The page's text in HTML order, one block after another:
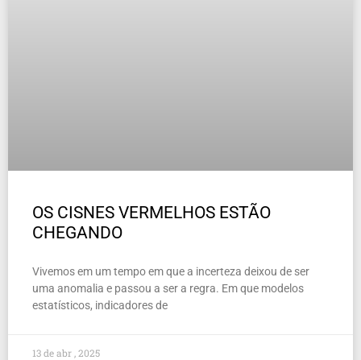
OS CISNES VERMELHOS ESTÃO
CHEGANDO
Vivemos em um tempo em que a incerteza deixou de ser
uma anomalia e passou a ser a regra. Em que modelos
estatísticos, indicadores de
13 de abr , 2025